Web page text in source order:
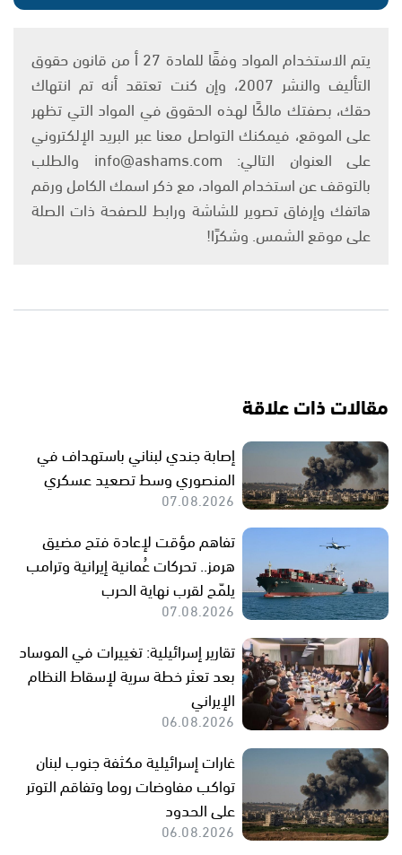
يتم الاستخدام المواد وفقًا للمادة 27 أ من قانون حقوق
التأليف والنشر 2007، وإن كنت تعتقد أنه تم انتهاك
حقك، بصفتك مالكًا لهذه الحقوق في المواد التي تظهر
على الموقع، فيمكنك التواصل معنا عبر البريد الإلكتروني
على العنوان التالي: info@ashams.com والطلب
بالتوقف عن استخدام المواد، مع ذكر اسمك الكامل ورقم
هاتفك وإرفاق تصوير للشاشة ورابط للصفحة ذات الصلة
على موقع الشمس. وشكرًا!
مقالات ذات علاقة
إصابة جندي لبناني باستهداف في
المنصوري وسط تصعيد عسكري
07.08.2026
تفاهم مؤقت لإعادة فتح مضيق
هرمز.. تحركات عُمانية إيرانية وترامب
يلمّح لقرب نهاية الحرب
07.08.2026
تقارير إسرائيلية: تغييرات في الموساد
بعد تعثر خطة سرية لإسقاط النظام
الإيراني
06.08.2026
غارات إسرائيلية مكثفة جنوب لبنان
تواكب مفاوضات روما وتفاقم التوتر
على الحدود
06.08.2026